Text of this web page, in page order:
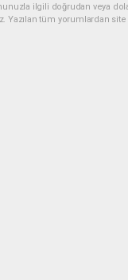
ilgili doğrudan veya
Yazılan tüm yorumlardan